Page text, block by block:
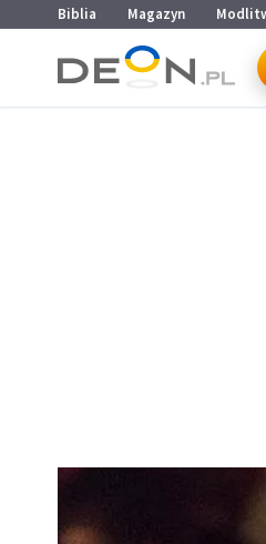
Przejdź do menu głównego
Przejdź do treści
Biblia Magazyn